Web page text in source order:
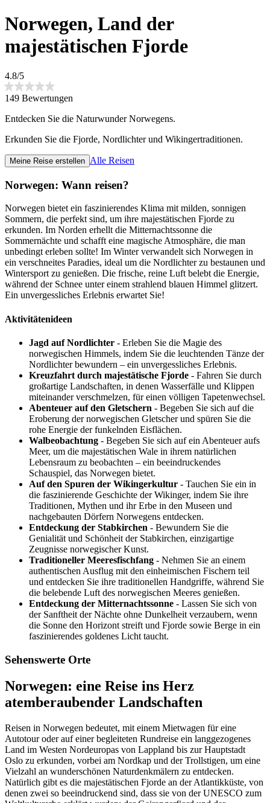
Norwegen, Land der
majestätischen Fjorde
4.8/5
149 Bewertungen
Entdecken Sie die Naturwunder Norwegens.
Erkunden Sie die Fjorde, Nordlichter und Wikingertraditionen.
Meine Reise erstellen Alle Reisen
Norwegen: Wann reisen?
Norwegen bietet ein faszinierendes Klima mit milden, sonnigen
Sommern, die perfekt sind, um ihre majestätischen Fjorde zu
erkunden. Im Norden erhellt die Mitternachtssonne die
Sommernächte und schafft eine magische Atmosphäre, die man
unbedingt erleben sollte! Im Winter verwandelt sich Norwegen in
ein verschneites Paradies, ideal um die Nordlichter zu bestaunen und
Wintersport zu genießen. Die frische, reine Luft belebt die Energie,
während der Schnee unter einem strahlend blauen Himmel glitzert.
Ein unvergessliches Erlebnis erwartet Sie!
Aktivitätenideen
Jagd auf Nordlichter - Erleben Sie die Magie des
norwegischen Himmels, indem Sie die leuchtenden Tänze der
Nordlichter bewundern – ein unvergessliches Erlebnis.
Kreuzfahrt durch majestätische Fjorde - Fahren Sie durch
großartige Landschaften, in denen Wasserfälle und Klippen
miteinander verschmelzen, für einen völligen Tapetenwechsel.
Abenteuer auf den Gletschern - Begeben Sie sich auf die
Eroberung der norwegischen Gletscher und spüren Sie die
rohe Energie der funkelnden Eisflächen.
Walbeobachtung - Begeben Sie sich auf ein Abenteuer aufs
Meer, um die majestätischen Wale in ihrem natürlichen
Lebensraum zu beobachten – ein beeindruckendes
Schauspiel, das Norwegen bietet.
Auf den Spuren der Wikingerkultur - Tauchen Sie ein in
die faszinierende Geschichte der Wikinger, indem Sie ihre
Traditionen, Mythen und ihr Erbe in den Museen und
nachgebauten Dörfern Norwegens entdecken.
Entdeckung der Stabkirchen - Bewundern Sie die
Genialität und Schönheit der Stabkirchen, einzigartige
Zeugnisse norwegischer Kunst.
Traditioneller Meeresfischfang - Nehmen Sie an einem
authentischen Ausflug mit den einheimischen Fischern teil
und entdecken Sie ihre traditionellen Handgriffe, während Sie
die belebende Luft des norwegischen Meeres genießen.
Entdeckung der Mitternachtssonne - Lassen Sie sich von
der Sanftheit der Nächte ohne Dunkelheit verzaubern, wenn
die Sonne den Horizont streift und Fjorde sowie Berge in ein
faszinierendes goldenes Licht taucht.
Sehenswerte Orte
Norwegen: eine Reise ins Herz
atemberaubender Landschaften
Reisen in Norwegen bedeutet, mit einem Mietwagen für eine
Autotour oder auf einer begleiteten Rundreise ein langgezogenes
Land im Westen Nordeuropas von Lappland bis zur Hauptstadt
Oslo zu erkunden, vorbei am Nordkap und der Trollstigen, um eine
Vielzahl an wunderschönen Naturdenkmälern zu entdecken.
Natürlich gibt es die majestätischen Fjorde an der Atlantikküste, von
denen zwei so beeindruckend sind, dass sie von der UNESCO zum